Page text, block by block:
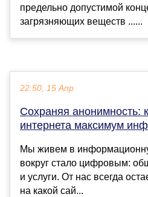
предельно допустимой
загрязняющих веществ ......
22:50, 15 Апр
Сохраняя анонимность:
интернета максимум
Мы живем в
вокруг стало цифровым:
и услуги. От нас всегда
на какой сай...